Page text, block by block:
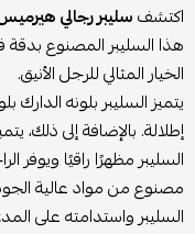
اكتشفسليبر رجالي
هذا السليبر المصنوع بدقة
الخيار المثالي للرجل الأنيق.
يتميز السليبر بلونه
إطلالة. بالإضافة إلى ذلك،
السليبر مظهرًا راقيًا ويوفر
مصنوع من مواد عالية
السليبر واستدامته على